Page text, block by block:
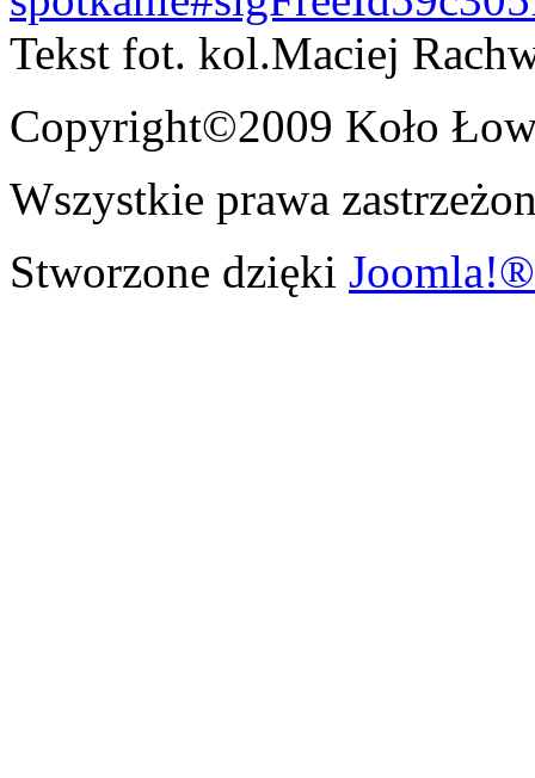
Tekst fot. kol.Maciej
Copyright©2009 Koło
Wszystkie prawa
Stworzone dzięki Joomla!®